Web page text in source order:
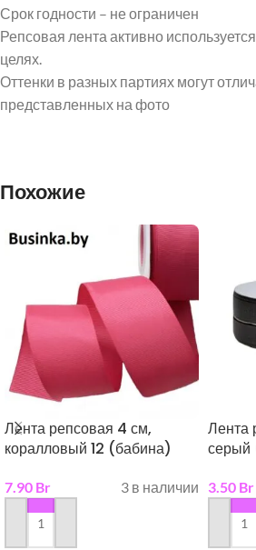
Срок годности – не ограничен
Репсовая лента активно
целях.
Оттенки в разных партиях могут
представленных на фото
Похожие
Лента репсовая 4 см,
коралловый 12 (бабина)
7.90 Br 3 в наличии
в корзину
Лента
серый
3.50 Br
в